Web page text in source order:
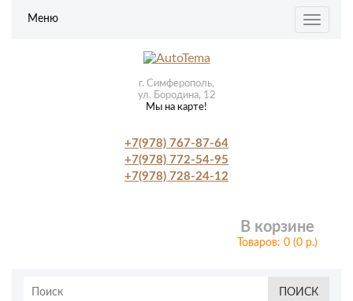
Toggle
Меню
г. Симферополь,
ул. Бородина, 12
Мы на карте!
+7(978) 767-87-64
+7(978) 772-54-95
+7(978) 728-24-12
В корзине
Товаров: 0 (0 р.)
ПОИСК